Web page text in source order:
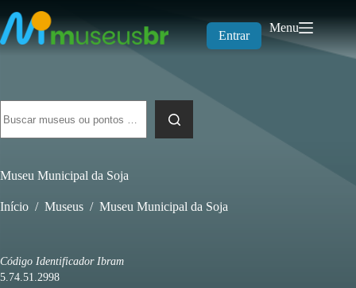
para
o
conteúdo
Entrar
Menu
resultados
Museu Municipal da Soja
Início / Museus / Museu Municipal da Soja
Código Identificador Ibram
5.74.51.2998